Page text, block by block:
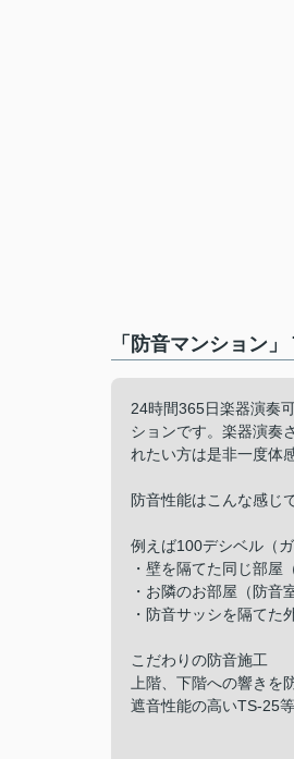
「防音マンション
24時間365日楽器演奏
ションです。楽器演奏
れたい方は是非一度体
防音性能はこんな感じ
例えば100デシベル（
・壁を隔てた同じ部屋
・お隣のお部屋（防音
・防音サッシを隔てた
こだわりの防音施工
上階、下階への響きを
遮音性能の高いTS-25